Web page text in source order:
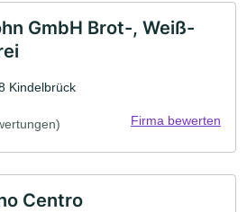
GmbH Brot-, Weiß-
Kindelbrück
Firma bewerten
Centro